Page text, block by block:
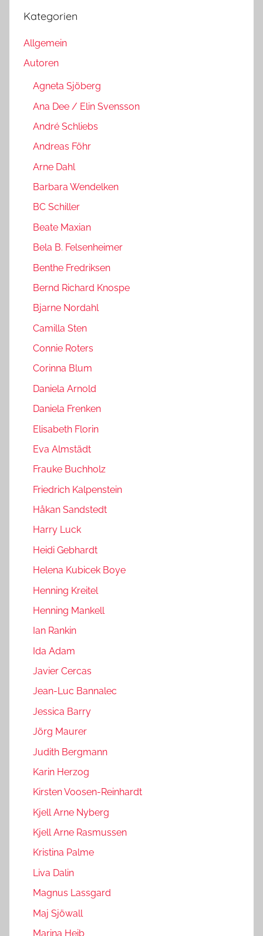
Kategorien
Allgemein
Autoren
Agneta Sjöberg
Ana Dee / Elin Svensson
André Schliebs
Andreas Föhr
Arne Dahl
Barbara Wendelken
BC Schiller
Beate Maxian
Bela B. Felsenheimer
Benthe Fredriksen
Bernd Richard Knospe
Bjarne Nordahl
Camilla Sten
Connie Roters
Corinna Blum
Daniela Arnold
Daniela Frenken
Elisabeth Florin
Eva Almstädt
Frauke Buchholz
Friedrich Kalpenstein
Håkan Sandstedt
Harry Luck
Heidi Gebhardt
Helena Kubicek Boye
Henning Kreitel
Henning Mankell
Ian Rankin
Ida Adam
Javier Cercas
Jean-Luc Bannalec
Jessica Barry
Jörg Maurer
Judith Bergmann
Karin Herzog
Kirsten Voosen-Reinhardt
Kjell Arne Nyberg
Kjell Arne Rasmussen
Kristina Palme
Liva Dalin
Magnus Lassgard
Maj Sjöwall
Marina Heib